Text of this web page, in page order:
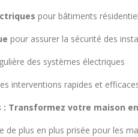
pour bâtiments
pour assurer la sécurité des
des systèmes électriques
interventions rapides et
: Transformez votre maison
plus en plus prisée pour les